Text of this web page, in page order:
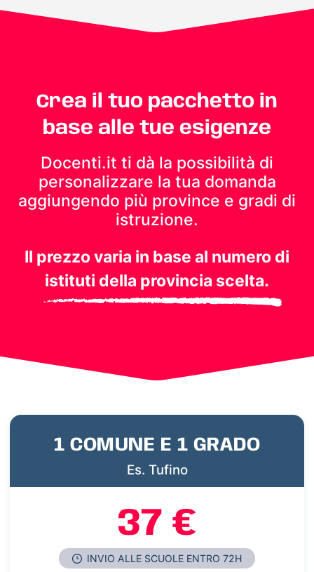
Crea il tuo pacchetto in
base alle tue esigenze
Docenti.it ti dà la possibilità di
personalizzare la tua domanda
aggiungendo più province e gradi di
istruzione.
Il prezzo varia in base al numero di
istituti della provincia scelta.
1 COMUNE E 1 GRADO
Es. Tufino
37 €
INVIO ALLE SCUOLE ENTRO 72H